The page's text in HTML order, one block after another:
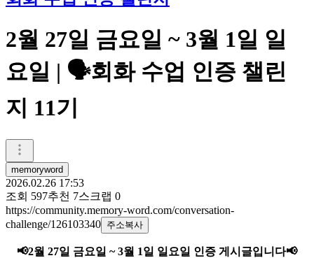
2월 27일 금요일 ~ 3월 1일 일
요일 | 🗣️회화 수업 인증 챌린
지 11기
memoryword
2026.02.26 17:53
조회 597추천 7스크랩 0
https://community.memory-word.com/conversation-
challenge/126103340 주소복사
📢2월 27일 금요일 ~ 3월 1일 일요일 인증 게시글입니다📢